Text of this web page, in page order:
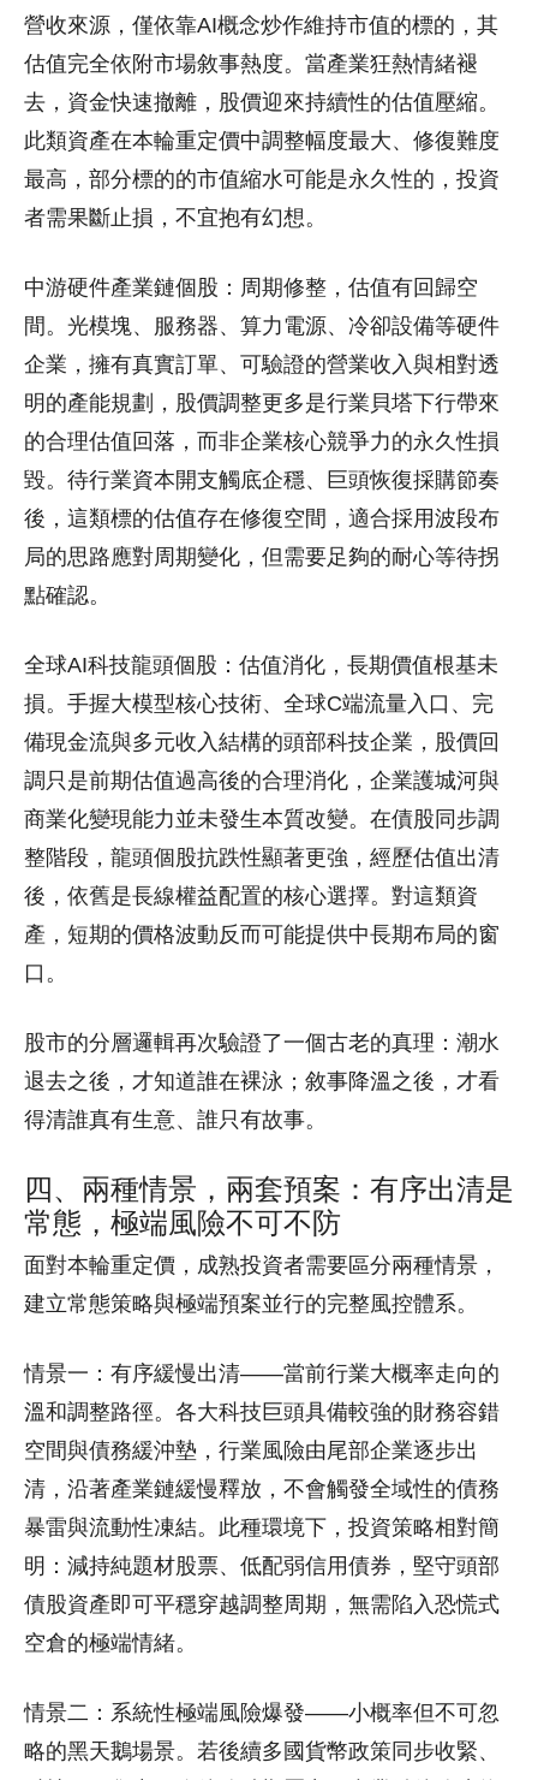
營收來源，僅依靠AI概念炒作維持市值的標的，其
估值完全依附市場敘事熱度。當產業狂熱情緒褪
去，資金快速撤離，股價迎來持續性的估值壓縮。
此類資產在本輪重定價中調整幅度最大、修復難度
最高，部分標的的市值縮水可能是永久性的，投資
者需果斷止損，不宜抱有幻想。
中游硬件產業鏈個股：周期修整，估值有回歸空
間。光模塊、服務器、算力電源、冷卻設備等硬件
企業，擁有真實訂單、可驗證的營業收入與相對透
明的產能規劃，股價調整更多是行業貝塔下行帶來
的合理估值回落，而非企業核心競爭力的永久性損
毀。待行業資本開支觸底企穩、巨頭恢復採購節奏
後，這類標的估值存在修復空間，適合採用波段布
局的思路應對周期變化，但需要足夠的耐心等待拐
點確認。
全球AI科技龍頭個股：估值消化，長期價值根基未
損。手握大模型核心技術、全球C端流量入口、完
備現金流與多元收入結構的頭部科技企業，股價回
調只是前期估值過高後的合理消化，企業護城河與
商業化變現能力並未發生本質改變。在債股同步調
整階段，龍頭個股抗跌性顯著更強，經歷估值出清
後，依舊是長線權益配置的核心選擇。對這類資
產，短期的價格波動反而可能提供中長期布局的窗
口。
股市的分層邏輯再次驗證了一個古老的真理：潮水
退去之後，才知道誰在裸泳；敘事降溫之後，才看
得清誰真有生意、誰只有故事。
四、兩種情景，兩套預案：有序出清是
常態，極端風險不可不防
面對本輪重定價，成熟投資者需要區分兩種情景，
建立常態策略與極端預案並行的完整風控體系。
情景一：有序緩慢出清——當前行業大概率走向的
溫和調整路徑。各大科技巨頭具備較強的財務容錯
空間與債務緩沖墊，行業風險由尾部企業逐步出
清，沿著產業鏈緩慢釋放，不會觸發全域性的債務
暴雷與流動性凍結。此種環境下，投資策略相對簡
明：減持純題材股票、低配弱信用債券，堅守頭部
債股資產即可平穩穿越調整周期，無需陷入恐慌式
空倉的極端情緒。
情景二：系統性極端風險爆發——小概率但不可忽
略的黑天鵝場景。若後續多國貨幣政策同步收緊、